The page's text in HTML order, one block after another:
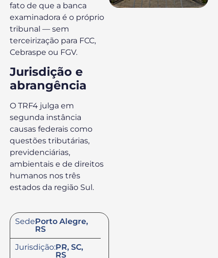
fato de que a banca
examinadora é o próprio
tribunal — sem
terceirização para FCC,
Cebraspe ou FGV.
Jurisdição e
abrangência
O TRF4 julga em
segunda instância
causas federais como
questões tributárias,
previdenciárias,
ambientais e de direitos
humanos nos três
estados da região Sul.
Sede:Porto Alegre,
RS
Jurisdição:PR, SC,
RS